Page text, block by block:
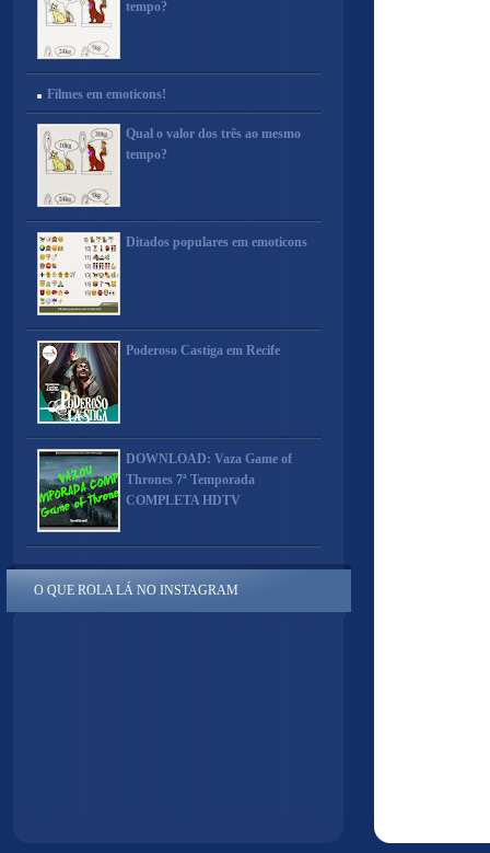
tempo?
Filmes em emoticons!
Qual o valor dos três ao mesmo
tempo?
Ditados populares em emoticons
Poderoso Castiga em Recife
DOWNLOAD: Vaza Game of
Thrones 7ª Temporada
COMPLETA HDTV
O QUE ROLA LÁ NO INSTAGRAM